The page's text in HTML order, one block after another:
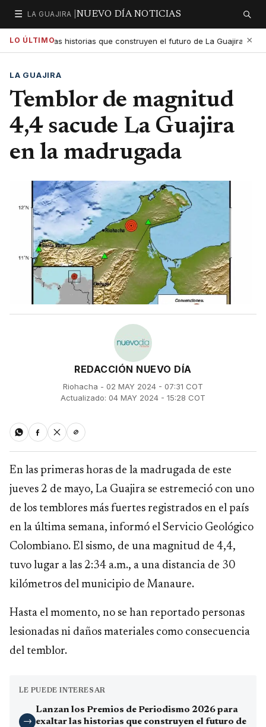
☰
Secciones
LA GUAJIRA | NUEVO DÍA NOTICIAS Buscar
LO ÚLTIMO
exaltar las historias que construyen el futuro de La Guajira5:01 PM
×
LA GUAJIRA
Temblor de magnitud
4,4 sacude La Guajira
en la madrugada
REDACCIÓN NUEVO DÍA
Riohacha - 02 MAY 2024 - 07:31 COT
Actualizado: 04 MAY 2024 - 15:28 COT
En las primeras horas de la madrugada de este
jueves 2 de mayo, La Guajira se estremeció con uno
de los temblores más fuertes registrados en el país
en la última semana, informó el Servicio Geológico
Colombiano. El sismo, de una magnitud de 4,4,
tuvo lugar a las 2:34 a.m., a una distancia de 30
kilómetros del municipio de Manaure.
Hasta el momento, no se han reportado personas
lesionadas ni daños materiales como consecuencia
del temblor.
LE PUEDE INTERESAR
→
Lanzan los Premios de Periodismo 2026 para
exaltar las historias que construyen el futuro de